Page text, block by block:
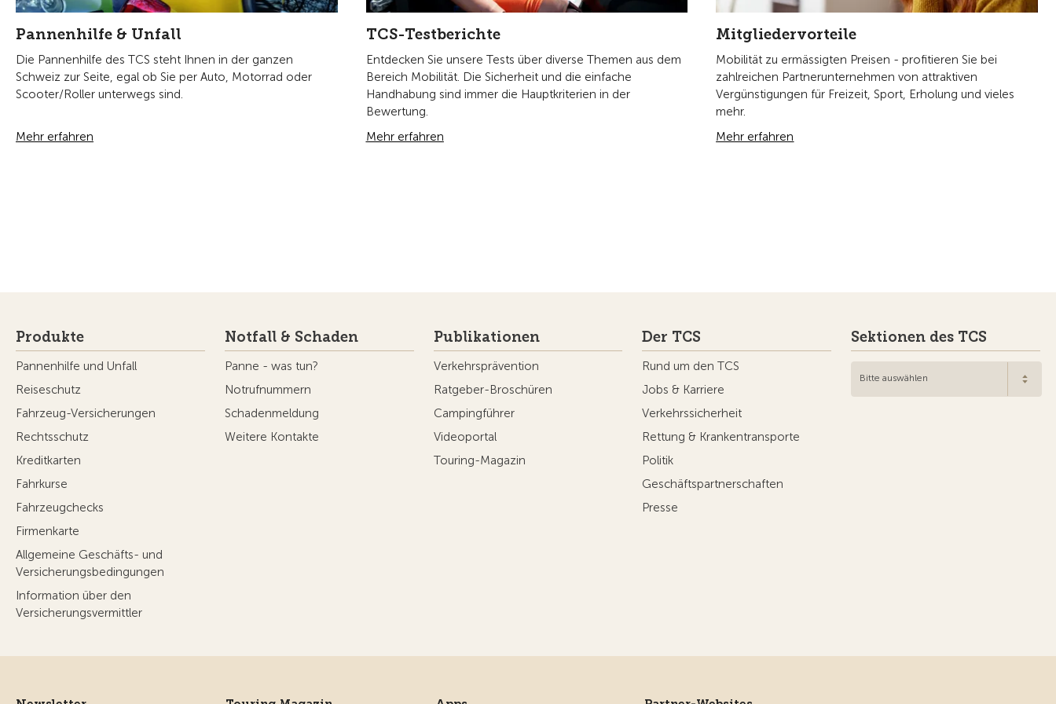
Pannenhilfe & Unfall
Die Pannenhilfe des TCS steht Ihnen in der ganzen
Schweiz zur Seite, egal ob Sie per Auto, Motorrad oder
Scooter/Roller unterwegs sind.
Mehr erfahren
TCS-Testberichte
Entdecken Sie unsere Tests über diverse Themen aus dem
Bereich Mobilität. Die Sicherheit und die einfache
Handhabung sind immer die Hauptkriterien in der
Bewertung.
Mehr erfahren
Mitgliedervorteile
Mobilität zu ermässigten Preisen - profitieren Sie bei
zahlreichen Partnerunternehmen von attraktiven
Vergünstigungen für Freizeit, Sport, Erholung und vieles
mehr.
Mehr erfahren
Produkte
Pannenhilfe und Unfall
Reiseschutz
Fahrzeug-Versicherungen
Rechtsschutz
Kreditkarten
Fahrkurse
Fahrzeugchecks
Firmenkarte
Allgemeine Geschäfts- und
Versicherungsbedingungen
Information über den
Versicherungsvermittler
Notfall & Schaden
Panne - was tun?
Notrufnummern
Schadenmeldung
Weitere Kontakte
Publikationen
Verkehrsprävention
Ratgeber-Broschüren
Campingführer
Videoportal
Touring-Magazin
Der TCS
Rund um den TCS
Jobs & Karriere
Verkehrssicherheit
Rettung & Krankentransporte
Politik
Geschäftspartnerschaften
Presse
Sektionen des TCS
Bitte auswählen